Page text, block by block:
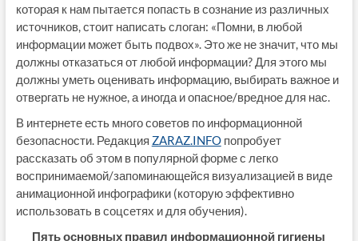
которая к нам пытается попасть в сознание из различных
источников, стоит написать слоган: «Помни, в любой
информации может быть подвох». Это же не значит, что мы
должны отказаться от любой информации? Для этого мы
должны уметь оценивать информацию, выбирать важное и
отвергать не нужное, а иногда и опасное/вредное для нас.
В интернете есть много советов по информационной
безопасности. Редакция ZARAZ.INFOпопробует
рассказать об этом в популярной форме с легко
воспринимаемой/запоминающейся визуализацией в виде
анимационной инфографики (которую эффективно
использовать в соцсетях и для обучения).
Пять основных правил информационной гигиены